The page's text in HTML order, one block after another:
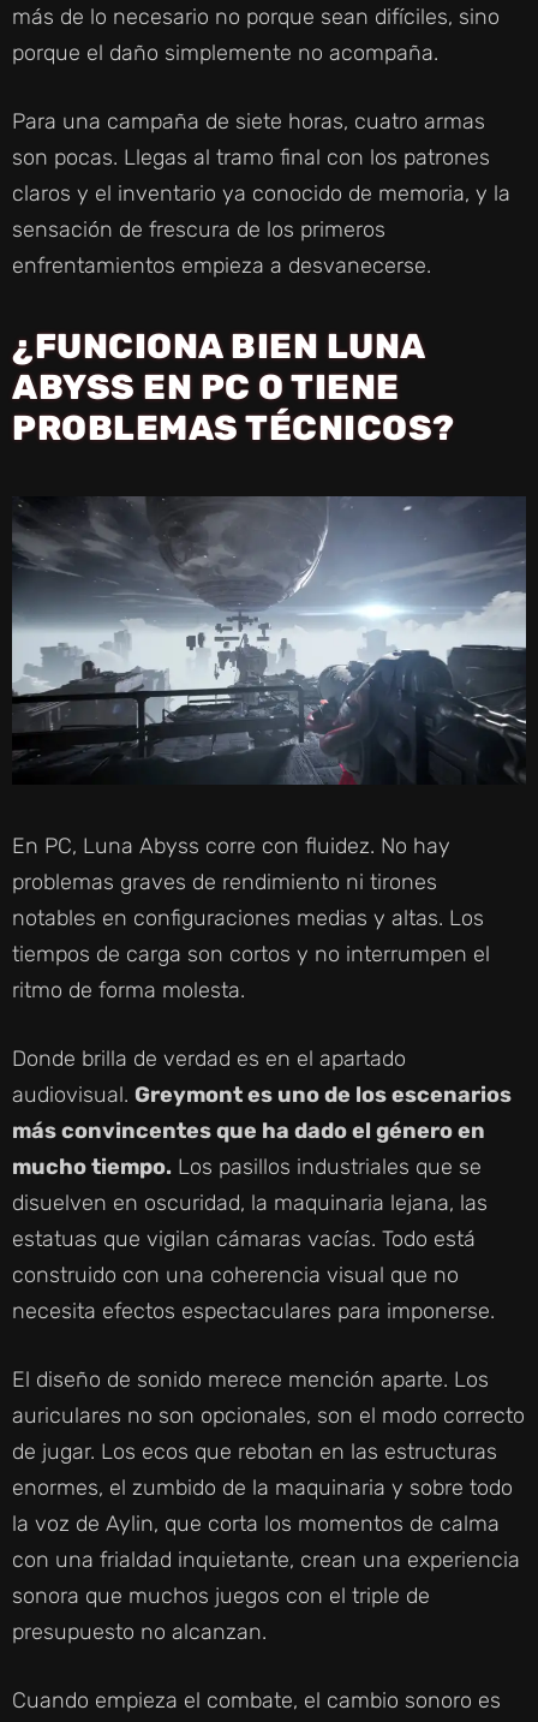
más de lo necesario no porque sean difíciles, sino
porque el daño simplemente no acompaña.
Para una campaña de siete horas, cuatro armas
son pocas. Llegas al tramo final con los patrones
claros y el inventario ya conocido de memoria, y la
sensación de frescura de los primeros
enfrentamientos empieza a desvanecerse.
¿FUNCIONA BIEN LUNA
ABYSS EN PC O TIENE
PROBLEMAS TÉCNICOS?
En PC, Luna Abyss corre con fluidez. No hay
problemas graves de rendimiento ni tirones
notables en configuraciones medias y altas. Los
tiempos de carga son cortos y no interrumpen el
ritmo de forma molesta.
Donde brilla de verdad es en el apartado
audiovisual. Greymont es uno de los escenarios
más convincentes que ha dado el género en
mucho tiempo. Los pasillos industriales que se
disuelven en oscuridad, la maquinaria lejana, las
estatuas que vigilan cámaras vacías. Todo está
construido con una coherencia visual que no
necesita efectos espectaculares para imponerse.
El diseño de sonido merece mención aparte. Los
auriculares no son opcionales, son el modo correcto
de jugar. Los ecos que rebotan en las estructuras
enormes, el zumbido de la maquinaria y sobre todo
la voz de Aylin, que corta los momentos de calma
con una frialdad inquietante, crean una experiencia
sonora que muchos juegos con el triple de
presupuesto no alcanzan.
Cuando empieza el combate, el cambio sonoro es